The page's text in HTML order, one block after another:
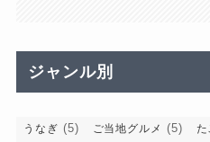
ジャンル別
うなぎ (5) ご当地グルメ (5) た